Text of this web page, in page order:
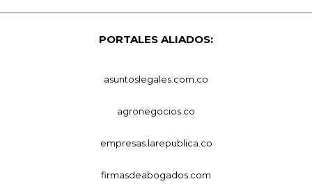
PORTALES ALIADOS:
asuntoslegales.com.co
agronegocios.co
empresas.larepublica.co
firmasdeabogados.com